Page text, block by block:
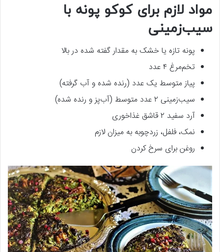
مواد لازم برای کوکو پونه با
سیب‌زمینی
پونه تازه یا خشک به مقدار گفته شده در بالا
تخم‌مرغ ۴ عدد
پیاز متوسط یک عدد (رنده شده و آب گرفته)
سیب‌زمینی ۲ عدد متوسط (آب‌پز و رنده شده)
آرد سفید ۲ قاشق غذاخوری
نمک، فلفل، زردچوبه به میزان لازم
روغن برای سرخ کردن